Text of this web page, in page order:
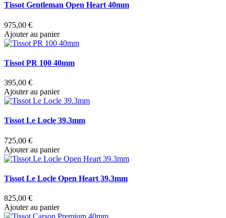
Tissot Gentleman Open Heart 40mm
975,00 €
Ajouter au panier
Tissot PR 100 40mm
395,00 €
Ajouter au panier
Tissot Le Locle 39.3mm
725,00 €
Ajouter au panier
Tissot Le Locle Open Heart 39.3mm
825,00 €
Ajouter au panier